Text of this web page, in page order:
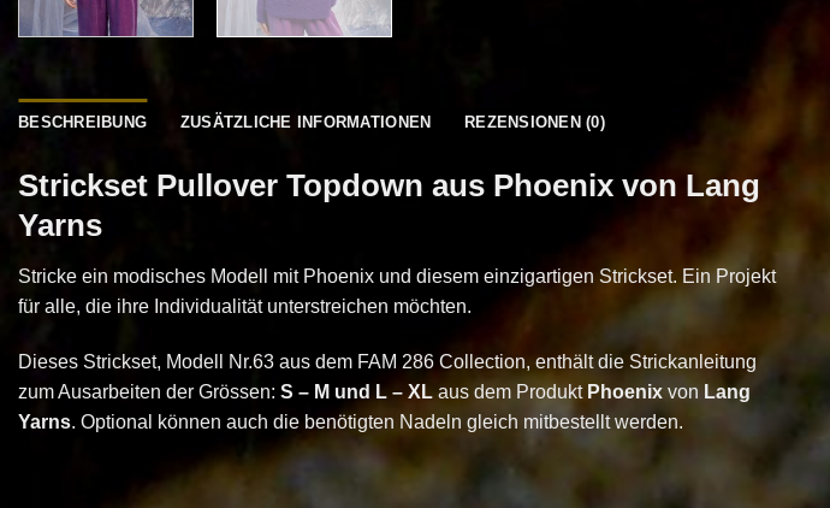
BESCHREIBUNG ZUSÄTZLICHE INFORMATIONEN REZENSIONEN (0)
Strickset Pullover Topdown aus Phoenix von Lang
Yarns
Stricke ein modisches Modell mit Phoenix und diesem einzigartigen Strickset. Ein Projekt
für alle, die ihre Individualität unterstreichen möchten.
Dieses Strickset, Modell Nr.63 aus dem FAM 286 Collection, enthält die Strickanleitung
zum Ausarbeiten der Grössen: S – M und L – XL aus dem Produkt Phoenix von Lang
Yarns. Optional können auch die benötigten Nadeln gleich mitbestellt werden.